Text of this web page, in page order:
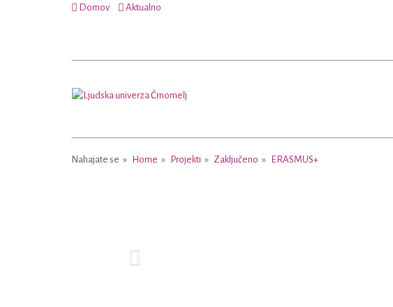
Domov Aktualno
Nahajate se Home Projekti Zaključeno ERASMUS+